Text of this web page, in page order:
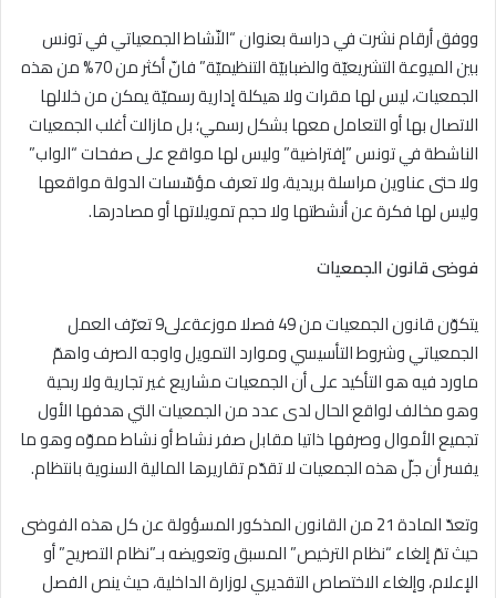
ووفق أرقام نشرت في دراسة بعنوان “النّشاط الجمعياتي في تونس
بين الميوعة التشريعيّة والضبابيّة التنظيميّة” فانّ أكثر من 70% من هذه
الجمعيات، ليس لها مقرات ولا هيكلة إدارية رسميّة يمكن من خلالها
الاتصال بها أو التعامل معها بشكل رسمي؛ بل مازالت أغلب الجمعيات
الناشطة في تونس ”إفتراضية” وليس لها مواقع على صفحات “الواب”
ولا حتى عناوين مراسلة بريدية، ولا تعرف مؤسّسات الدولة مواقعها
وليس لها فكرة عن أنشطتها ولا حجم تمويلاتها أو مصادرها.
فوضى قانون الجمعيات
يتكوّن قانون الجمعيات من 49 فصلا موزعةعلى9 تعرّف العمل
الجمعياتي وشروط التأسيسي وموارد التمويل واوجه الصرف واهمّ
ماورد فيه هو التأكيد على أن الجمعيات مشاريع غير تجارية ولا ربحية
وهو مخالف لواقع الحال لدى عدد من الجمعيات التي هدفها الأول
تجميع الأموال وصرفها ذاتيا مقابل صفر نشاط أو نشاط مموّه وهو ما
يفسر أن جلّ هذه الجمعيات لا تقدّم تقاريرها المالية السنوية بانتظام.
وتعدّ المادة 21 من القانون المذكور المسؤولة عن كل هذه الفوضى
حيث تمّ إلغاء “نظام الترخيص” المسبق وتعويضه بـ”نظام التصريح” أو
الإعلام، وإلغاء الاختصاص التقديري لوزارة الداخلية، حيث ينص الفصل